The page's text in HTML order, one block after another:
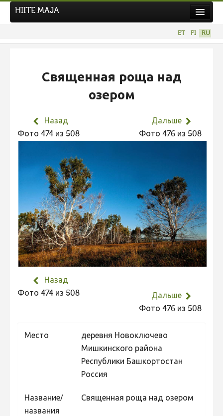
Hiite kuvavõistlus 2026
ПРЕДЫДУЩИЕ КОНКУРСЫ
Не учитываются 2025
Фотоконкурс 2024
Не учитываются 2024
Видео 2024
Фотоконкурс 2023
Не учитываются 2023
Видео 2023
Фотоконкурс 2022
Не учитываются 2022
Видео 2021
Фотоконкурс 2018
HIITE MAJA
ET FI RU
Священная роща над
озером
Назад
Фото 474 из 508
Дальше
Фото 476 из 508
Назад
Фото 474 из 508
Дальше
Фото 476 из 508
Место
деревня Новоключево
Мишкинского района
Республики Башкортостан
Россия
Название/
названия
Священная роща над озером